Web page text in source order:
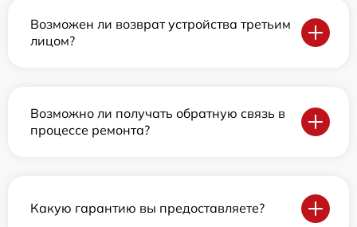
Возможен ли возврат устройства третьим
лицом?
Возможно ли получать обратную связь в
процессе ремонта?
Какую гарантию вы предоставляете?